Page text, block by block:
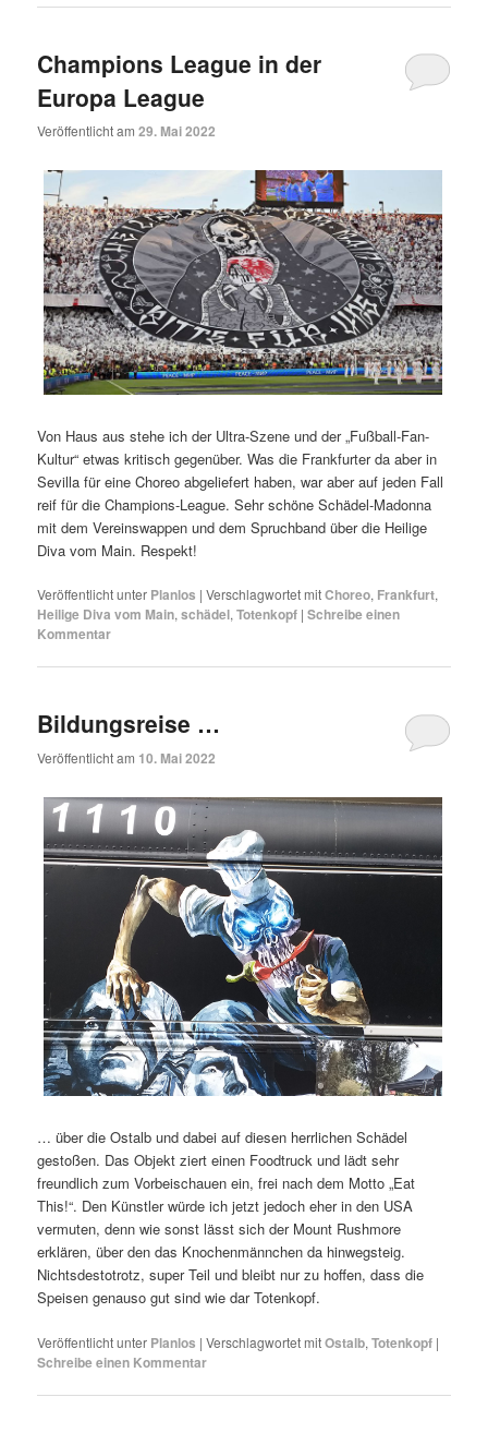
Champions League in der
Europa League
Veröffentlicht am29. Mai 2022
Von Haus aus stehe ich der Ultra-Szene und der „Fußball-Fan-
Kultur“ etwas kritisch gegenüber. Was die Frankfurter da aber in
Sevilla für eine Choreo abgeliefert haben, war aber auf jeden Fall
reif für die Champions-League. Sehr schöne Schädel-Madonna
mit dem Vereinswappen und dem Spruchband über die Heilige
Diva vom Main. Respekt!
Veröffentlicht unter Planlos |Verschlagwortet mitChoreo, Frankfurt,
Heilige Diva vom Main,schädel,Totenkopf |Schreibe einen
Kommentar
Bildungsreise …
Veröffentlicht am 10. Mai 2022
… über die Ostalb und dabei auf diesen herrlichen Schädel
gestoßen. Das Objekt ziert einen Foodtruck und lädt sehr
freundlich zum Vorbeischauen ein, frei nach dem Motto „Eat
This!“. Den Künstler würde ich jetzt jedoch eher in den USA
vermuten, denn wie sonst lässt sich der Mount Rushmore
erklären, über den das Knochenmännchen da hinwegsteig.
Nichtsdestotrotz, super Teil und bleibt nur zu hoffen, dass die
Speisen genauso gut sind wie dar Totenkopf.
Veröffentlicht unter Planlos |Verschlagwortet mitOstalb,Totenkopf |
Schreibe einen Kommentar